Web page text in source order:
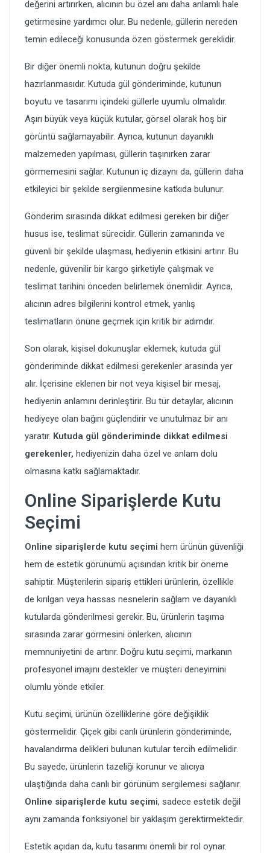
değerini artırırken, alıcının bu özel anı daha anlamlı hale
getirmesine yardımcı olur. Bu nedenle, güllerin nereden
temin edileceği konusunda özen göstermek gereklidir.
Bir diğer önemli nokta, kutunun doğru şekilde
hazırlanmasıdır. Kutuda gül gönderiminde, kutunun
boyutu ve tasarımı içindeki güllerle uyumlu olmalıdır.
Aşırı büyük veya küçük kutular, görsel olarak hoş bir
görüntü sağlamayabilir. Ayrıca, kutunun dayanıklı
malzemeden yapılması, güllerin taşınırken zarar
görmemesini sağlar. Kutunun iç dizaynı da, güllerin daha
etkileyici bir şekilde sergilenmesine katkıda bulunur.
Gönderim sırasında dikkat edilmesi gereken bir diğer
husus ise, teslimat sürecidir. Güllerin zamanında ve
güvenli bir şekilde ulaşması, hediyenin etkisini artırır. Bu
nedenle, güvenilir bir kargo şirketiyle çalışmak ve
teslimat tarihini önceden belirlemek önemlidir. Ayrıca,
alıcının adres bilgilerini kontrol etmek, yanlış
teslimatların önüne geçmek için kritik bir adımdır.
Son olarak, kişisel dokunuşlar eklemek, kutuda gül
gönderiminde dikkat edilmesi gerekenler arasında yer
alır. İçerisine eklenen bir not veya kişisel bir mesaj,
hediyenin anlamını derinleştirir. Bu tür detaylar, alıcının
hediyeye olan bağını güçlendirir ve unutulmaz bir anı
yaratır. Kutuda gül gönderiminde dikkat edilmesi
gerekenler, hediyenizin daha özel ve anlam dolu
olmasına katkı sağlamaktadır.
Online Siparişlerde Kutu
Seçimi
Online siparişlerde kutu seçimi hem ürünün güvenliği
hem de estetik görünümü açısından kritik bir öneme
sahiptir. Müşterilerin sipariş ettikleri ürünlerin, özellikle
de kırılgan veya hassas nesnelerin sağlam ve dayanıklı
kutularda gönderilmesi gerekir. Bu, ürünlerin taşıma
sırasında zarar görmesini önlerken, alıcının
memnuniyetini de artırır. Doğru kutu seçimi, markanın
profesyonel imajını destekler ve müşteri deneyimini
olumlu yönde etkiler.
Kutu seçimi, ürünün özelliklerine göre değişiklik
göstermelidir. Çiçek gibi canlı ürünlerin gönderiminde,
havalandırma delikleri bulunan kutular tercih edilmelidir.
Bu sayede, ürünlerin tazeliği korunur ve alıcıya
ulaştığında daha canlı bir görünüm sergilemesi sağlanır.
Online siparişlerde kutu seçimi, sadece estetik değil
aynı zamanda fonksiyonel bir yaklaşım gerektirmektedir.
Estetik açıdan da, kutu tasarımı önemli bir rol oynar.